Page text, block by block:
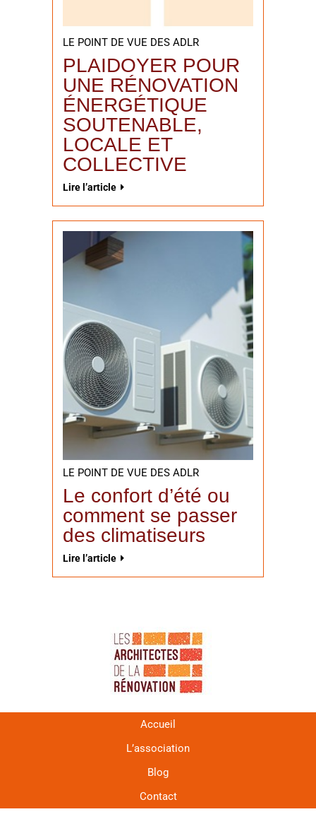
LE POINT DE VUE DES ADLR
PLAIDOYER POUR
UNE RÉNOVATION
ÉNERGÉTIQUE
SOUTENABLE,
LOCALE ET
COLLECTIVE
Lire l’article
LE POINT DE VUE DES ADLR
Le confort d’été ou
comment se passer
des climatiseurs
Lire l’article
Accueil
L’association
Blog
Contact